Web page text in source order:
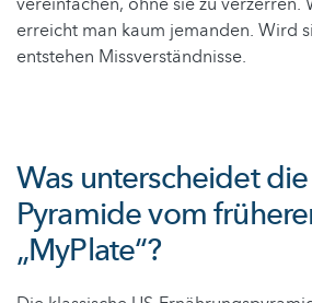
erreicht man kaum jemanden. Wird
entstehen Missverständnisse.
Was unterscheidet
Pyramide vom
„MyPlate“?